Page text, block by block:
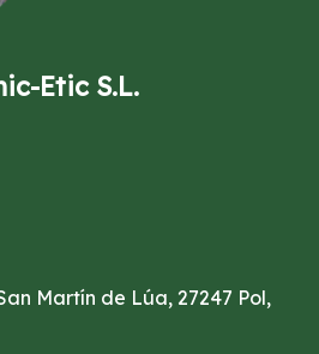
Etic S.L.
Martín de Lúa, 27247 Pol,